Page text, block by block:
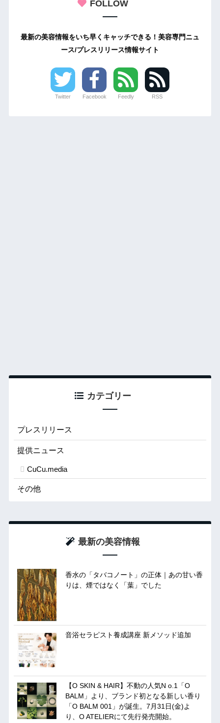
FOLLOW
最新の美容情報をいち早くキャッチできる！美容専門ニュ
ース/プレスリリース情報サイト
Twitter Facebook Feedly RSS
カテゴリー
プレスリリース
提供ニュース
CuCu.media
その他
最新の美容情報
香水の「タバコノート」の正体｜あの甘い香
りは、煙ではなく「葉」でした
音浴セラピスト養成講座 新メソッド追加
【O SKIN & HAIR】不動の人気N o.1「O
BALM」より、ブランド初となる新しい香り
「O BALM 001」が誕生。7月31日(金)よ
り、O ATELIERにて先行発売開始。